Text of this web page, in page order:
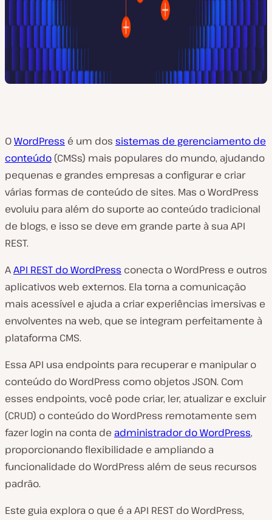
OWordPress é um dos sistemas de gerenciamento de
conteúdo (CMSs) mais populares do mundo, ajudando
pequenas e grandes empresas a configurar e criar
várias formas de conteúdo de sites. Mas o WordPress
evoluiu para além do suporte ao conteúdo tradicional
de blogs, e isso se deve em grande parte à sua API
REST.
AAPI REST do WordPress conecta o WordPress e outros
aplicativos web externos. Ela torna a comunicação
mais acessível e ajuda a criar experiências imersivas e
envolventes na web, que se integram perfeitamente à
plataforma CMS.
Essa API usa endpoints para recuperar e manipular o
conteúdo do WordPress como objetos JSON. Com
esses endpoints, você pode criar, ler, atualizar e excluir
(CRUD) o conteúdo do WordPress remotamente sem
fazer login na conta de administrador do WordPress,
proporcionando flexibilidade e ampliando a
funcionalidade do WordPress além de seus recursos
padrão.
Este guia explora o que é a API REST do WordPress,